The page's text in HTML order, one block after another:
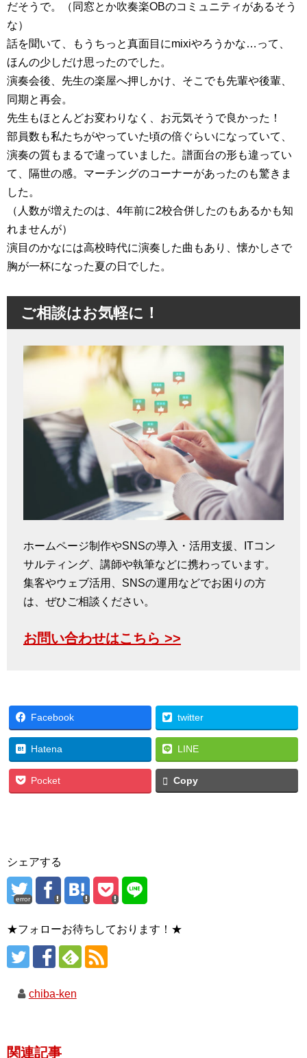
だそうで。（同窓とか吹奏楽OBのコミュニティがあるそう
な）
話を聞いて、もうちっと真面目にmixiやろうかな…って、
ほんの少しだけ思ったのでした。
演奏会後、先生の楽屋へ押しかけ、そこでも先輩や後輩、
同期と再会。
先生もほとんどお変わりなく、お元気そうで良かった！
部員数も私たちがやっていた頃の倍ぐらいになっていて、
演奏の質もまるで違っていました。譜面台の形も違ってい
て、隔世の感。マーチングのコーナーがあったのも驚きま
した。
（人数が増えたのは、4年前に2校合併したのもあるかも知
れませんが）
演目のかなには高校時代に演奏した曲もあり、懐かしさで
胸が一杯になった夏の日でした。
ご相談はお気軽に！
ホームページ制作やSNSの導入・活用支援、ITコン
サルティング、講師や執筆などに携わっています。
集客やウェブ活用、SNSの運用などでお困りの方
は、ぜひご相談ください。
お問い合わせはこちら >>
Facebook twitter
Hatena LINE
Pocket Copy
シェアする
error
★フォローお待ちしております！★
chiba-ken
関連記事